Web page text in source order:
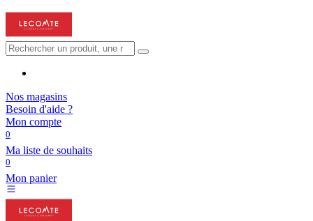
Nos magasins
Besoin d'aide ?
Mon compte
0
Ma liste de souhaits
0
Mon panier